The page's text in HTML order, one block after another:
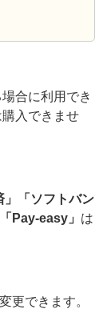
合に利用でき
入できませ
」「ソフトバン
Pay-easy」 は
更できます。